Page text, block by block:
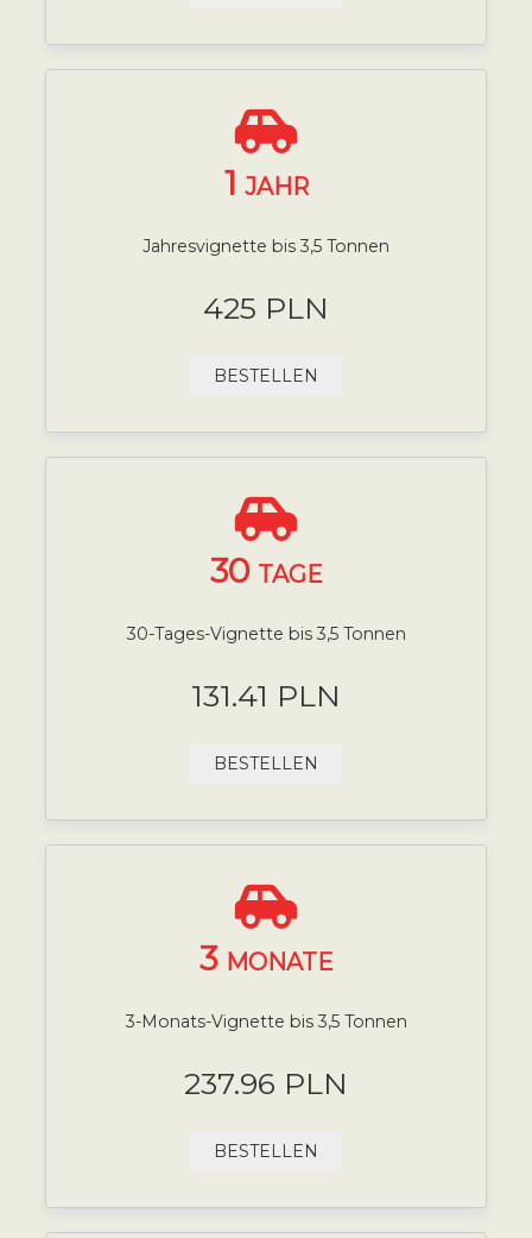
1 JAHR
Jahresvignette bis 3,5 Tonnen
425 PLN
BESTELLEN
30 TAGE
30-Tages-Vignette bis 3,5 Tonnen
131.41 PLN
BESTELLEN
3 MONATE
3-Monats-Vignette bis 3,5 Tonnen
237.96 PLN
BESTELLEN